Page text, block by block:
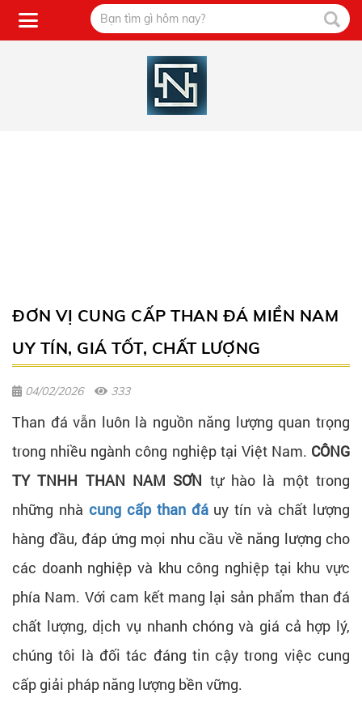
ĐƠN VỊ CUNG CẤP THAN ĐÁ MIỀN NAM
UY TÍN, GIÁ TỐT, CHẤT LƯỢNG
04/02/2026 333
Than đá vẫn luôn là nguồn năng lượng quan trọng
trong nhiều ngành công nghiệp tại Việt Nam. CÔNG
TY TNHH THAN NAM SƠN tự hào là một trong
những nhà cung cấp than đáuy tín và chất lượng
hàng đầu, đáp ứng mọi nhu cầu về năng lượng cho
các doanh nghiệp và khu công nghiệp tại khu vực
phía Nam. Với cam kết mang lại sản phẩm than đá
chất lượng, dịch vụ nhanh chóng và giá cả hợp lý,
chúng tôi là đối tác đáng tin cậy trong việc cung
cấp giải pháp năng lượng bền vững.